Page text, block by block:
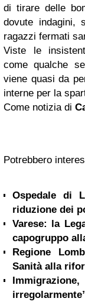
di tirare delle
dovute indagini,
ragazzi fermati
Viste le
come qualche
viene quasi da
interne per la
Come notizia di
Potrebbero
Ospedale di
riduzione dei
Varese: la
capogruppo
Regione
Sanità alla